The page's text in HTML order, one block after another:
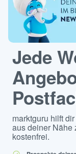
Jede
marktguru hilft
aus deiner Nähe
kostenfrei.